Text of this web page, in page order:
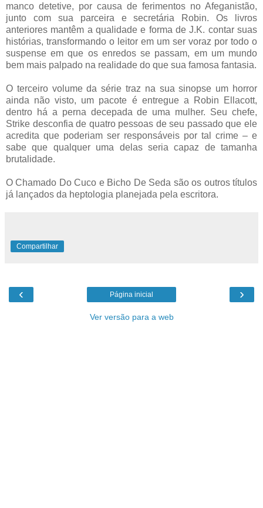
manco detetive, por causa de ferimentos no Afeganistão,
junto com sua parceira e secretária Robin. Os livros
anteriores mantêm a qualidade e forma de J.K. contar suas
histórias, transformando o leitor em um ser voraz por todo o
suspense em que os enredos se passam, em um mundo
bem mais palpado na realidade do que sua famosa fantasia.
O terceiro volume da série traz na sua sinopse um horror
ainda não visto, um pacote é entregue a Robin Ellacott,
dentro há a perna decepada de uma mulher. Seu chefe,
Strike desconfia de quatro pessoas de seu passado que ele
acredita que poderiam ser responsáveis por tal crime – e
sabe que qualquer uma delas seria capaz de tamanha
brutalidade.
O Chamado Do Cuco e Bicho De Seda são os outros títulos
já lançados da heptologia planejada pela escritora.
Compartilhar
‹ ›
Página inicial
Ver versão para a web